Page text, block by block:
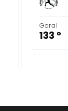
Geral
133 º